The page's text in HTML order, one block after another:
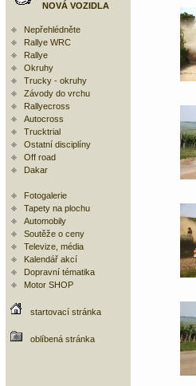
NOVÁ VOZIDLA
Nepřehlédněte
Rallye WRC
Rallye
Okruhy
Trucky - okruhy
Závody do vrchu
Rallyecross
Autocross
Trucktrial
Ostatní disciplíny
Off road
Dakar
Fotogalerie
Tapety na plochu
Automobily
Soutěže o ceny
Televize, média
Kalendář akcí
Dopravní tématika
Motor SHOP
startovací stránka
oblíbená stránka